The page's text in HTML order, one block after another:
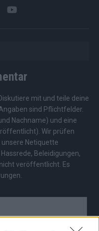
mit und teile deine
sind Pflichtfelder.
Nachname) und eine
Wir prüfen
Netiquette
Beleidigungen,
veröffentlicht. Es